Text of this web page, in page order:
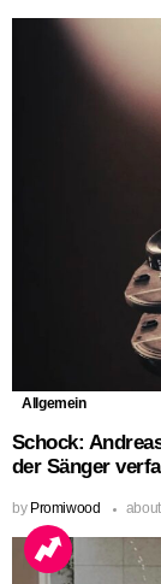
Allgemein
Schock:
der Sänger
by Promiwood